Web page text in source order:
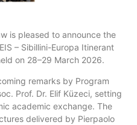
is pleased to announce the
– Sibillini-Europa Itinerant
on 28–29 March 2026.
remarks by Program
Prof. Dr. Elif Küzeci, setting
academic exchange. The
delivered by Pierpaolo